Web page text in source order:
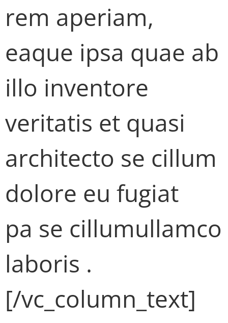
rem aperiam,
eaque ipsa quae ab
illo inventore
veritatis et quasi
architecto se cillum
dolore eu fugiat
pa se cillumullamco
laboris .
[/vc_column_text]